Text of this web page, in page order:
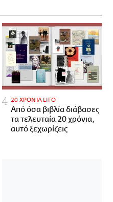
20 ΧΡΟΝΙΑ LIFO
Από όσα βιβλία διάβασες
τα τελευταία 20 χρόνια,
αυτό ξεχωρίζεις